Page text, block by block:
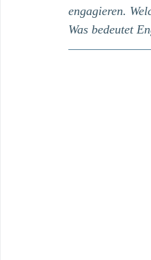
engagieren.
Was bedeutet